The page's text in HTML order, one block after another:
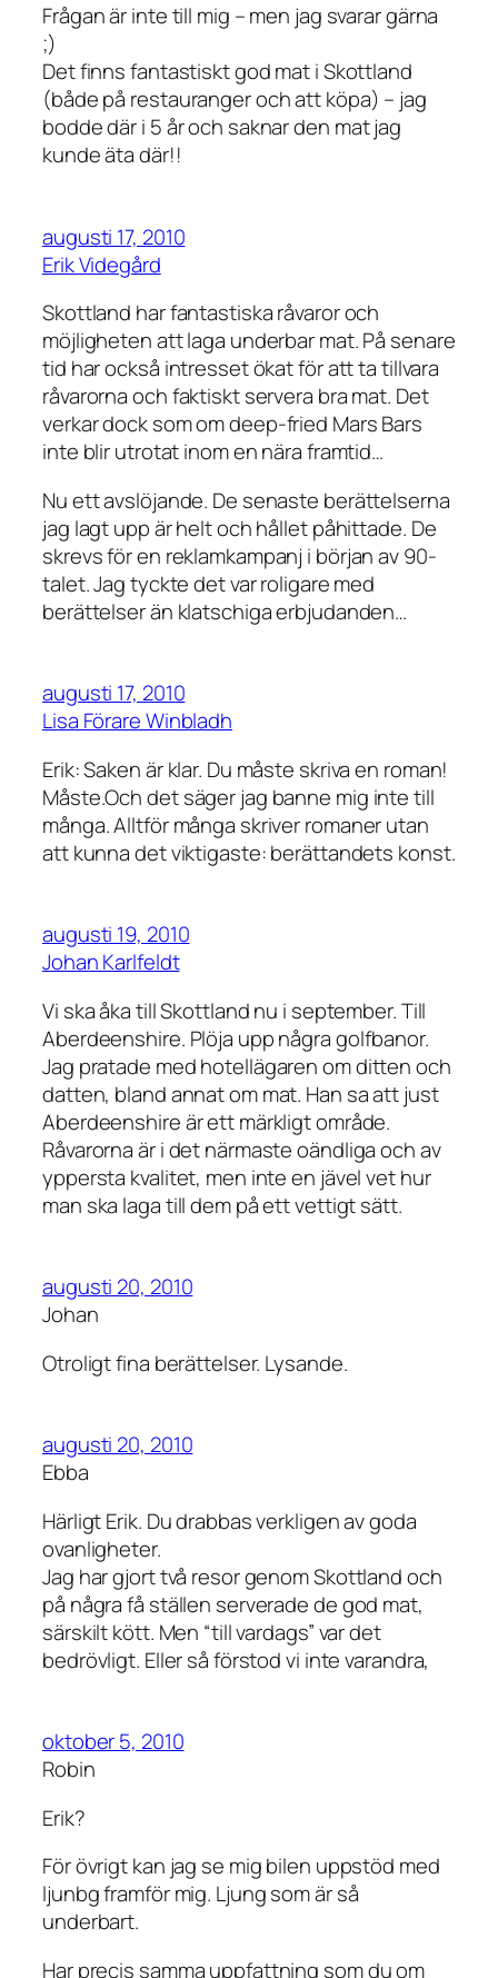
Frågan är inte till mig – men jag svarar gärna
;)
Det finns fantastiskt god mat i Skottland
(både på restauranger och att köpa) – jag
bodde där i 5 år och saknar den mat jag
kunde äta där!!
augusti 17, 2010
Erik Videgård
Skottland har fantastiska råvaror och
möjligheten att laga underbar mat. På senare
tid har också intresset ökat för att ta tillvara
råvarorna och faktiskt servera bra mat. Det
verkar dock som om deep-fried Mars Bars
inte blir utrotat inom en nära framtid…
Nu ett avslöjande. De senaste berättelserna
jag lagt upp är helt och hållet påhittade. De
skrevs för en reklamkampanj i början av 90-
talet. Jag tyckte det var roligare med
berättelser än klatschiga erbjudanden…
augusti 17, 2010
Lisa Förare Winbladh
Erik: Saken är klar. Du måste skriva en roman!
Måste.Och det säger jag banne mig inte till
många. Alltför många skriver romaner utan
att kunna det viktigaste: berättandets konst.
augusti 19, 2010
Johan Karlfeldt
Vi ska åka till Skottland nu i september. Till
Aberdeenshire. Plöja upp några golfbanor.
Jag pratade med hotellägaren om ditten och
datten, bland annat om mat. Han sa att just
Aberdeenshire är ett märkligt område.
Råvarorna är i det närmaste oändliga och av
yppersta kvalitet, men inte en jävel vet hur
man ska laga till dem på ett vettigt sätt.
augusti 20, 2010
Johan
Otroligt fina berättelser. Lysande.
augusti 20, 2010
Ebba
Härligt Erik. Du drabbas verkligen av goda
ovanligheter.
Jag har gjort två resor genom Skottland och
på några få ställen serverade de god mat,
särskilt kött. Men “till vardags” var det
bedrövligt. Eller så förstod vi inte varandra,
oktober 5, 2010
Robin
Erik?
För övrigt kan jag se mig bilen uppstöd med
ljunbg framför mig. Ljung som är så
underbart.
Har precis samma uppfattning som du om